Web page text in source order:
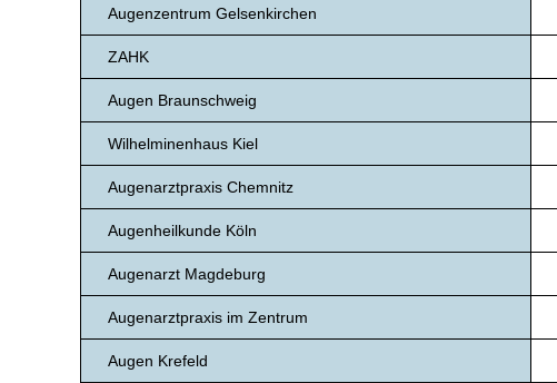
Augenzentrum Gelsenkirchen
ZAHK
Augen Braunschweig
Wilhelminenhaus Kiel
Augenarztpraxis Chemnitz
Augenheilkunde Köln
Augenarzt Magdeburg
Augenarztpraxis im Zentrum
Augen Krefeld